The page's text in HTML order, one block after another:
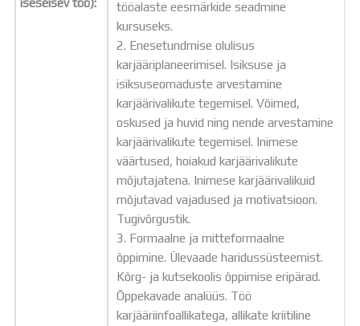
tööalaste eesmärkide seadmine
kursuseks.
2. Enesetundmise olulisus
karjääriplaneerimisel. Isiksuse ja
isiksuseomaduste arvestamine
karjäärivalikute tegemisel. Võimed,
oskused ja huvid ning nende arvestamine
karjäärivalikute tegemisel. Inimese
väärtused, hoiakud karjäärivalikute
mõjutajatena. Inimese karjäärivalikuid
mõjutavad vajadused ja motivatsioon.
Tugivõrgustik.
3. Formaalne ja mitteformaalne
õppimine. Ülevaade haridussüsteemist.
Kõrg- ja kutsekoolis õppimise eripärad.
Õppekavade analüüs. Töö
karjääriinfoallikatega, allikate kriitiline